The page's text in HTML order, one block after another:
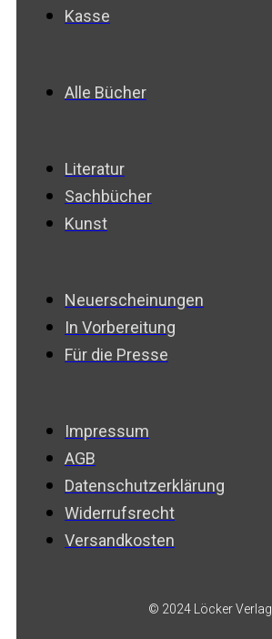
Kasse
Alle Bücher
Literatur
Sachbücher
Kunst
Neuerscheinungen
In Vorbereitung
Für die Presse
Impressum
AGB
Datenschutzerklärung
Widerrufsrecht
Versandkosten
© 2024 Löcker Verlag